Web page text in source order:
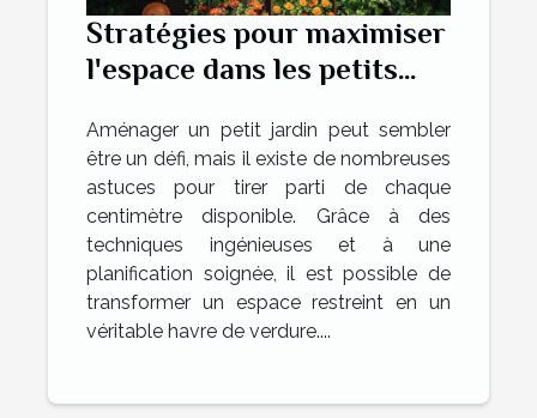
Stratégies pour maximiser
l'espace dans les petits
Aménager un petit jardin peut sembler
être un défi, mais il existe de nombreuses
astuces pour tirer parti de chaque
centimètre disponible. Grâce à des
techniques ingénieuses et à une
planification soignée, il est possible de
transformer un espace restreint en un
véritable havre de verdure....